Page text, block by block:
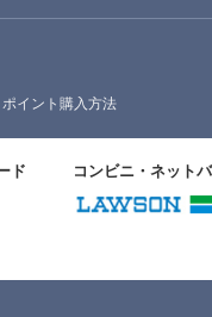
ポイント購入方法
ド コンビニ・ネット